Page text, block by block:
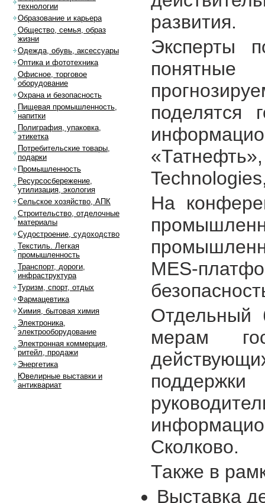
развития.
Эксперты
поделятся
На
MES-
Отдельный
мерам
Сколково.
Также в
Выставка
технологии
Образование и карьера
Общество, семья, образ
жизни
Одежда, обувь, аксессуары
Оптика и фототехника
Офисное, торговое
оборудование
Охрана и безопасность
Пищевая промышленность,
напитки
Полиграфия, упаковка,
этикетка
Потребительские товары,
подарки
Промышленность
Ресурсосбережение,
утилизация, экология
Сельское хозяйство, АПК
Строительство, отделочные
материалы
Судостроение, судоходство
Текстиль. Легкая
промышленность
Транспорт, дороги,
инфраструктура
Туризм, спорт, отдых
Фармацевтика
Химия, бытовая химия
Электроника,
электрооборудование
Электронная коммерция,
ритейл, продажи
Энергетика
Ювелирные выставки и
антиквариат